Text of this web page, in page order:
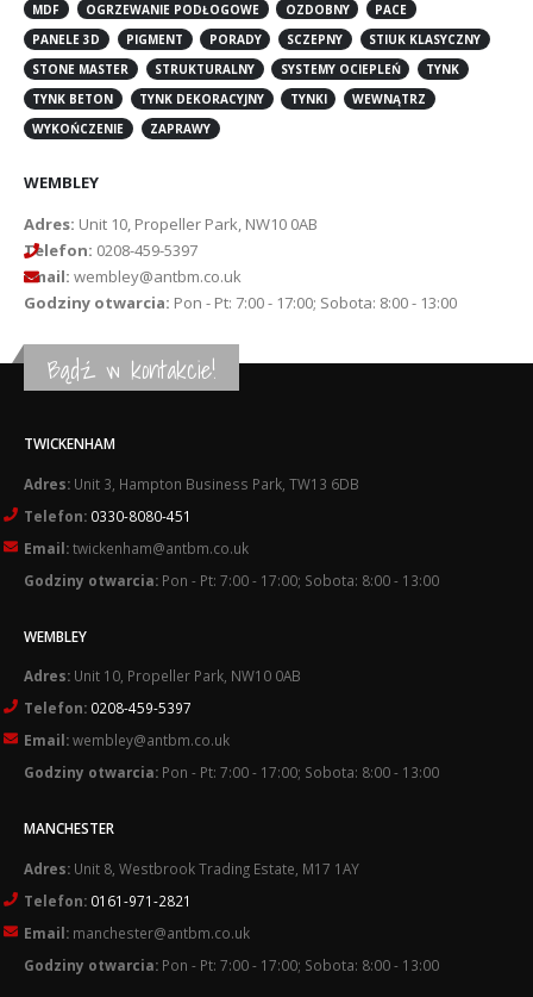
MDF
OGRZEWANIE PODŁOGOWE OZDOBNY
PACE
PANELE 3D
PIGMENT PORADY SCZEPNY
STIUK KLASYCZNY
STONE MASTER
STRUKTURALNY SYSTEMY OCIEPLEŃ
TYNK
TYNK BETON
TYNK DEKORACYJNY TYNKI
WEWNĄTRZ
WYKOŃCZENIE
ZAPRAWY
WEMBLEY
Adres: Unit 10, Propeller Park, NW10 0AB
Telefon: 0208-459-5397
Email: wembley@antbm.co.uk
Godziny otwarcia: Pon - Pt: 7:00 - 17:00; Sobota: 8:00 - 13:00
Bądź w kontakcie!
TWICKENHAM
Adres: Unit 3, Hampton Business Park, TW13 6DB
Telefon: 0330-8080-451
Email:twickenham@antbm.co.uk
Godziny otwarcia: Pon - Pt: 7:00 - 17:00; Sobota: 8:00 - 13:00
WEMBLEY
Adres: Unit 10, Propeller Park, NW10 0AB
Telefon: 0208-459-5397
Email:wembley@antbm.co.uk
Godziny otwarcia: Pon - Pt: 7:00 - 17:00; Sobota: 8:00 - 13:00
MANCHESTER
Adres: Unit 8, Westbrook Trading Estate, M17 1AY
Telefon: 0161-971-2821
Email: manchester@antbm.co.uk
Godziny otwarcia: Pon - Pt: 7:00 - 17:00; Sobota: 8:00 - 13:00